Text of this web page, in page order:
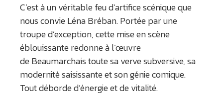
C’est à un véritable feu d’artifice scénique que
nous convie Léna Bréban. Portée par une
troupe d’exception, cette mise en scène
éblouissante redonne à l’œuvre
de Beaumarchais toute sa verve subversive, sa
modernité saisissante et son génie comique.
Tout déborde d’énergie et de vitalité.